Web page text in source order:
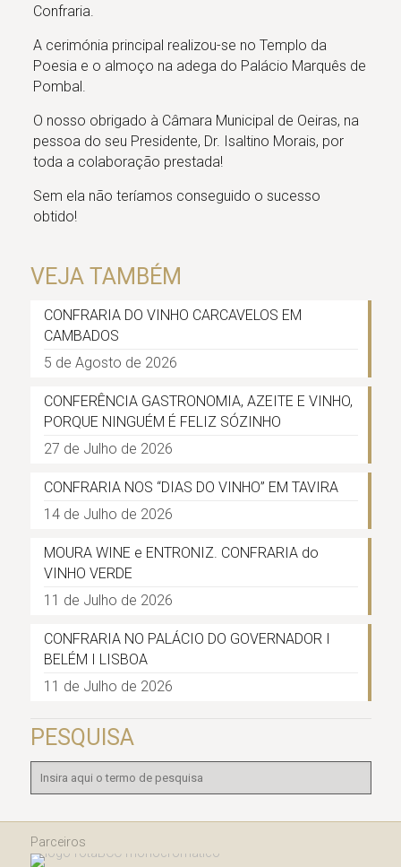
Confraria.
A cerimónia principal realizou-se no Templo da
Poesia e o almoço na adega do Palácio Marquês de
Pombal.
O nosso obrigado à Câmara Municipal de Oeiras, na
pessoa do seu Presidente, Dr. Isaltino Morais, por
toda a colaboração prestada!
Sem ela não teríamos conseguido o sucesso
obtido!
VEJA TAMBÉM
CONFRARIA DO VINHO CARCAVELOS EM
CAMBADOS
5 de Agosto de 2026
CONFERÊNCIA GASTRONOMIA, AZEITE E VINHO,
PORQUE NINGUÉM É FELIZ SÓZINHO
27 de Julho de 2026
CONFRARIA NOS “DIAS DO VINHO” EM TAVIRA
14 de Julho de 2026
MOURA WINE e ENTRONIZ. CONFRARIA do
VINHO VERDE
11 de Julho de 2026
CONFRARIA NO PALÁCIO DO GOVERNADOR I
BELÉM I LISBOA
11 de Julho de 2026
PESQUISA
Parceiros